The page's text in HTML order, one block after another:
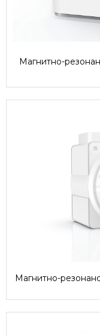
Магнитно-
Магнитно-